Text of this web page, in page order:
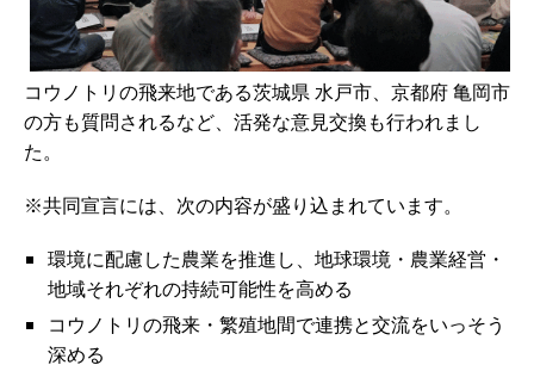
コウノトリの飛来地である茨城県 水戸市、京都府 亀岡市
の方も質問されるなど、活発な意見交換も行われまし
た。
※共同宣言には、次の内容が盛り込まれています。
環境に配慮した農業を推進し、地球環境・農業経営・
地域それぞれの持続可能性を高める
コウノトリの飛来・繁殖地間で連携と交流をいっそう
深める